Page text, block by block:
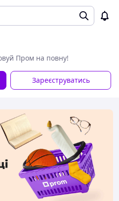
Пром на повну!
Зареєструватись